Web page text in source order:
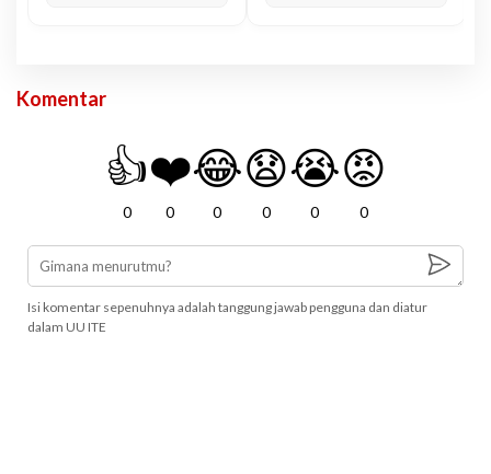
Komentar
👍
0
❤️
0
😂
0
😧
0
😭
0
😡
0
Isi komentar sepenuhnya adalah tanggung jawab pengguna dan diatur
dalam UU ITE